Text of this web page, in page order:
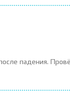
падения.